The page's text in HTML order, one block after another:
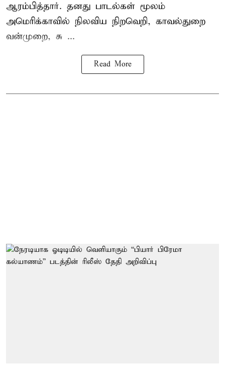
ஆரம்பித்தார். தனது பாடல்கள் மூலம்
அமெரிக்காவில் நிலவிய நிறவெறி, காவல்துறை
வன்முறை, சு ...
Read More